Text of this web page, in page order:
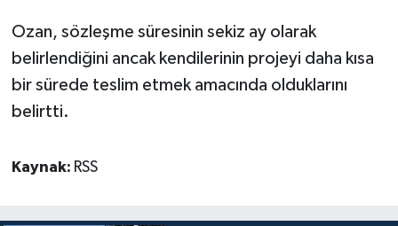
Ozan, sözleşme süresinin sekiz ay olarak
belirlendiğini ancak kendilerinin projeyi daha kısa
bir sürede teslim etmek amacında olduklarını
belirtti.
Kaynak: RSS